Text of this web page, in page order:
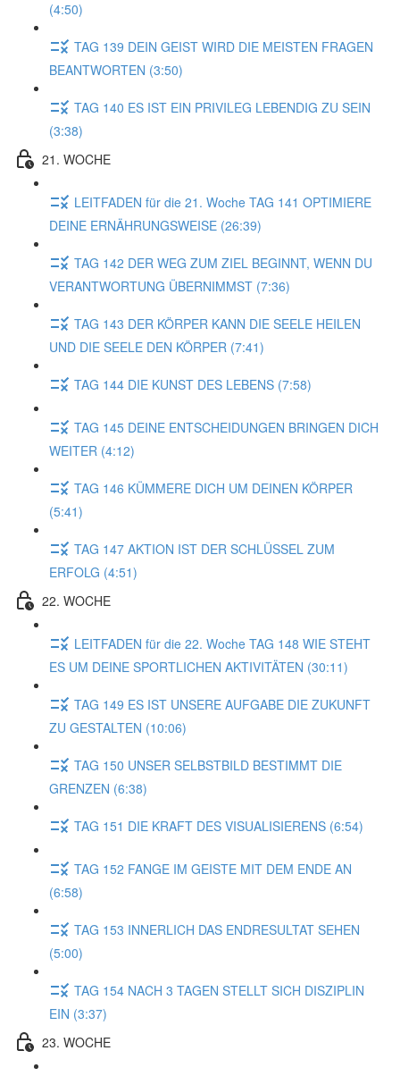
(4:50)
TAG 139 DEIN GEIST WIRD DIE MEISTEN FRAGEN
BEANTWORTEN (3:50)
TAG 140 ES IST EIN PRIVILEG LEBENDIG ZU SEIN
(3:38)
21. WOCHE
LEITFADEN für die 21. Woche TAG 141 OPTIMIERE
DEINE ERNÄHRUNGSWEISE (26:39)
TAG 142 DER WEG ZUM ZIEL BEGINNT, WENN DU
VERANTWORTUNG ÜBERNIMMST (7:36)
TAG 143 DER KÖRPER KANN DIE SEELE HEILEN
UND DIE SEELE DEN KÖRPER (7:41)
TAG 144 DIE KUNST DES LEBENS (7:58)
TAG 145 DEINE ENTSCHEIDUNGEN BRINGEN DICH
WEITER (4:12)
TAG 146 KÜMMERE DICH UM DEINEN KÖRPER
(5:41)
TAG 147 AKTION IST DER SCHLÜSSEL ZUM
ERFOLG (4:51)
22. WOCHE
LEITFADEN für die 22. Woche TAG 148 WIE STEHT
ES UM DEINE SPORTLICHEN AKTIVITÄTEN (30:11)
TAG 149 ES IST UNSERE AUFGABE DIE ZUKUNFT
ZU GESTALTEN (10:06)
TAG 150 UNSER SELBSTBILD BESTIMMT DIE
GRENZEN (6:38)
TAG 151 DIE KRAFT DES VISUALISIERENS (6:54)
TAG 152 FANGE IM GEISTE MIT DEM ENDE AN
(6:58)
TAG 153 INNERLICH DAS ENDRESULTAT SEHEN
(5:00)
TAG 154 NACH 3 TAGEN STELLT SICH DISZIPLIN
EIN (3:37)
23. WOCHE